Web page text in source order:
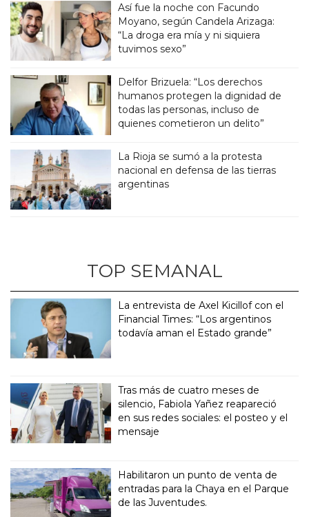
Así fue la noche con Facundo
Moyano, según Candela Arizaga:
“La droga era mía y ni siquiera
tuvimos sexo”
Delfor Brizuela: “Los derechos
humanos protegen la dignidad de
todas las personas, incluso de
quienes cometieron un delito”
La Rioja se sumó a la protesta
nacional en defensa de las tierras
argentinas
TOP SEMANAL
La entrevista de Axel Kicillof con el
Financial Times: “Los argentinos
todavía aman el Estado grande”
Tras más de cuatro meses de
silencio, Fabiola Yañez reapareció
en sus redes sociales: el posteo y el
mensaje
Habilitaron un punto de venta de
entradas para la Chaya en el Parque
de las Juventudes.